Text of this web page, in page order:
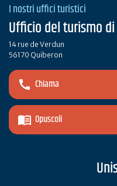
I nostri uffici turistici
Ufficio del turismo
14 rue de Verdun
56170 Quiberon
Chiama
Opuscoli